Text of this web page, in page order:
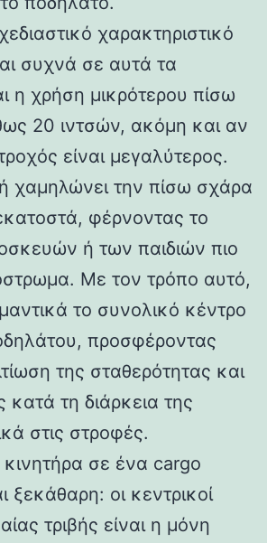
χαρακτηριστικό
συχνά σε αυτά τα
η χρήση μικρότερου πίσω
20 ιντσών, ακόμη και αν
είναι μεγαλύτερος.
χαμηλώνει την πίσω σχάρα
φέρνοντας το
ή των παιδιών πιο
Με τον τρόπο αυτό,
το συνολικό κέντρο
προσφέροντας
της σταθερότητας και
κατά τη διάρκεια της
στις στροφές.
σε ένα cargo
ξεκάθαρη: οι κεντρικοί
τριβής είναι η μόνη